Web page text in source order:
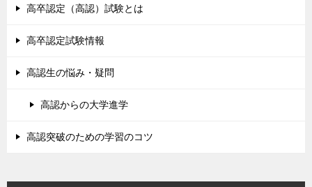
高卒認定（高認）試験とは
高卒認定試験情報
高認生の悩み・疑問
高認からの大学進学
高認突破のための学習のコツ